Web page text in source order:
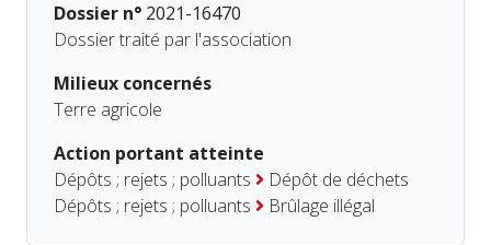
Dossier n° 2021-16470
Dossier traité par l'association
Milieux concernés
Terre agricole
Action portant atteinte
Dépôts ; rejets ; polluants
Dépôt de déchets
Dépôts ; rejets ; polluants
Brûlage illégal